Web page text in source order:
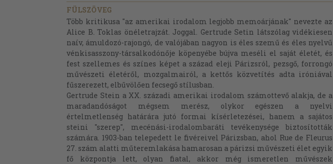
FÜLSZÖVEG
Több kritikusa "az amerikai irodalom legjobb memoárjának" nevezte az
Alice B. Toklas önéletrajzát. Joggal. Gertrude Setin látszólag vidékiesen
naív, ámuldozó-rajongó, de valójában nagyon is éles szemű és éles nyelvű
vénkisasszony-társalkodónője köpenyébe bújva meséli el saját életét, és
fest szellemes és színes képet a század eleji Párizsról, pezsgő, forrongó
művészeti életéről, mozgalmairól, a kettős közvetítés adta iróniával
fűszerezett, elbűvölően fecsegő stílusban.
Gertrude Stein a XX. századi amerikai irodalom számottevő alakja, de a
maradandóságot mégsem merész, olykor egészen a nyelvi
értelmetlenség határára jutó formai kísérletezései, hanem a sajátos
steini "szerep", mecénási-irodalombaráti tevékenysége biztosították
számára. 1903-ban telepedett le fivéreivel Párizsban, ahol Rue de Fleurus
27. szám alatti műteremlakása hamarosan a párizsi művészeti élet egyik
fő központja lett, olyan fiatal, akkor még ismeretlen művészek